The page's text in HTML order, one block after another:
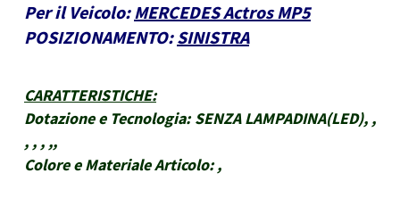
Per il Veicolo: MERCEDES Actros MP5
POSIZIONAMENTO: SINISTRA
CARATTERISTICHE:
Dotazione e Tecnologia: SENZA LAMPADINA(LED), ,
, , , ,,
Colore e Materiale Articolo: ,